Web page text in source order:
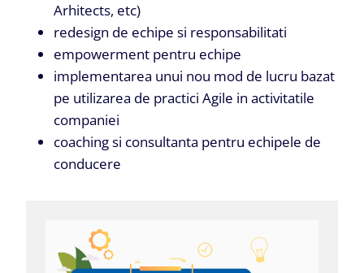
Arhitects, etc)
redesign de echipe si responsabilitati
empowerment pentru echipe
implementarea unui nou mod de lucru bazat
pe utilizarea de practici Agile in activitatile
companiei
coaching si consultanta pentru echipele de
conducere